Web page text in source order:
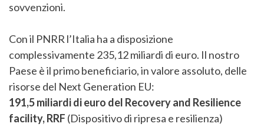
sovvenzioni.
Con il PNRR l’Italia ha a disposizione
complessivamente 235,12 miliardi di euro. Il nostro
Paese è il primo beneficiario, in valore assoluto, delle
risorse del Next Generation EU:
191,5 miliardi di euro del Recovery and Resilience
facility, RRF (Dispositivo di ripresa e resilienza)